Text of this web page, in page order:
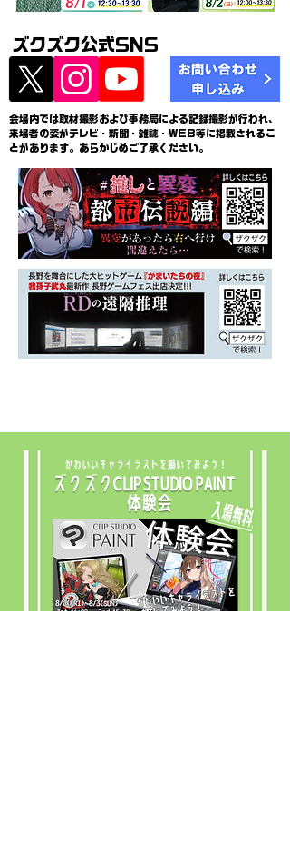
ズクズク公式SNS
会場内では取材撮影および事務局による記録撮影が行われ、
来場者の姿がテレビ・新聞・雑誌・WEB等に掲載されるこ
とがあります。あらかじめご了承ください。